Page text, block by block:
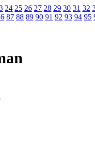
24 25 26 27 28 29 30 31 32
87 88 89 90 91 92 93 94 95